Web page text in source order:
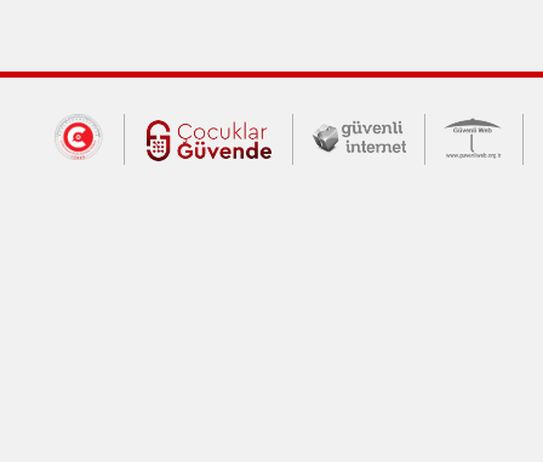
Dış Bağlantılar
Cumhurbaşkanlığı İletişim Merkezi
Çocuklar Güvende (yeni
Güvenli